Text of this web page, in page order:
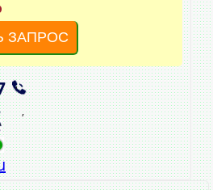
ЗАПРОС
,
,